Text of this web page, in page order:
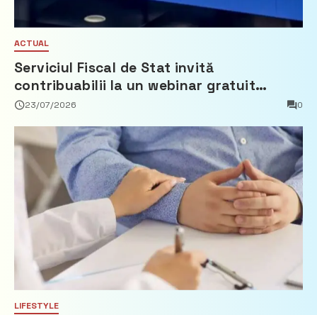
ACTUAL
Serviciul Fiscal de Stat invită
contribuabilii la un webinar gratuit
privind calculul impozitului pe bunurile
23/07/2026 0
LIFESTYLE